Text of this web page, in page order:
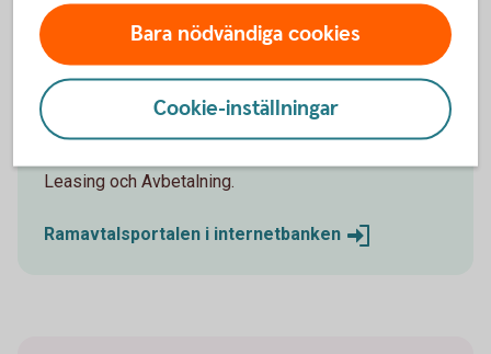
rapporter och administrera användare.
Digital signering av dokument gör processen
både smidigare och tryggare.
Frigör tid med kortare ledtider.
Du som redan har åtkomst når portalen genom att
Leasing och Avbetalning.
Ramavtalsportalen i internetbanken
Bara nödvändiga cookies
Cookie-inställningar